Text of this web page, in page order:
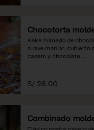
Chocotorta
Keke húmedo de
suave manjar, cubierto
casero y chocolate.
soles e incluyen
recargo al consumo.
S/ 26.00
Combinado